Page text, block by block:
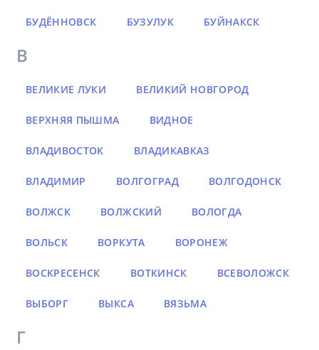
БУДЁННОВСК БУЗУЛУК БУЙНАКСК
В
ВЕЛИКИЕ ЛУКИ ВЕЛИКИЙ НОВГОРОД
ВЕРХНЯЯ ПЫШМА ВИДНОЕ
ВЛАДИВОСТОК ВЛАДИКАВКАЗ
ВЛАДИМИР ВОЛГОГРАД ВОЛГОДОНСК
ВОЛЖСК ВОЛЖСКИЙ ВОЛОГДА
ВОЛЬСК ВОРКУТА ВОРОНЕЖ
ВОСКРЕСЕНСК ВОТКИНСК ВСЕВОЛОЖСК
ВЫБОРГ ВЫКСА ВЯЗЬМА
Г